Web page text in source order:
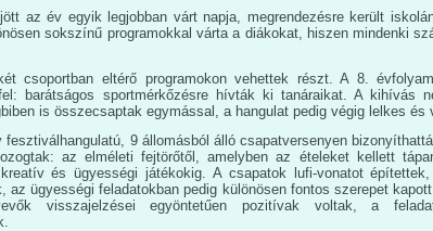
az év egyik legjobban várt napja, megrendezésre került
sokszínű programokkal várta a diákokat, hiszen mindenki
csoportban eltérő programokon vehettek részt. A 8.
barátságos sportmérkőzésre hívták ki tanáraikat. A kihívás
is összecsaptak egymással, a hangulat pedig végig lelkes és
fesztiválhangulatú, 9 állomásból álló csapatversenyen
az elméleti fejtörőtől, amelyben az ételeket kellett
és ügyességi játékokig. A csapatok lufi-vonatot
ügyességi feladatokban pedig különösen fontos szerepet
visszajelzései egyöntetűen pozitívak voltak, a